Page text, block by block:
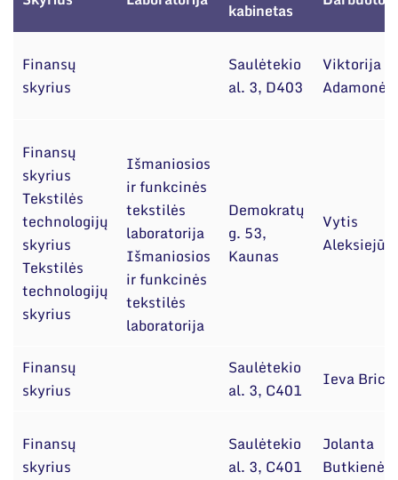
organizacijose bei asociacijose
kabinetas
Finansų
skyrius
Saulėtekio
al. 3, D403
Viktorija
Adamonė
Finansų
skyrius
Tekstilės
technologijų
skyrius
Tekstilės
technologijų
skyrius
Išmaniosios
ir funkcinės
tekstilės
laboratorija
Išmaniosios
ir funkcinės
tekstilės
laboratorija
Demokratų
g. 53,
Kaunas
Vytis
Finansų
skyrius
Saulėtekio
al. 3, C401
Ieva
Finansų
skyrius
Saulėtekio
al. 3, C401
Jolanta
Butkienė